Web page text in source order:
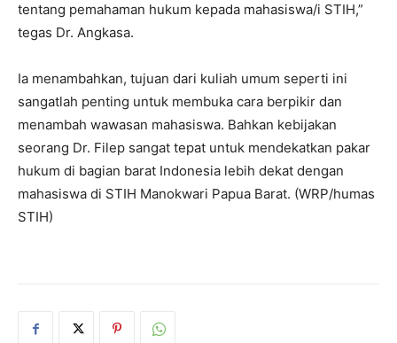
tentang pemahaman hukum kepada mahasiswa/i STIH,”
tegas Dr. Angkasa.
Ia menambahkan, tujuan dari kuliah umum seperti ini
sangatlah penting untuk membuka cara berpikir dan
menambah wawasan mahasiswa. Bahkan kebijakan
seorang Dr. Filep sangat tepat untuk mendekatkan pakar
hukum di bagian barat Indonesia lebih dekat dengan
mahasiswa di STIH Manokwari Papua Barat. (WRP/humas
STIH)